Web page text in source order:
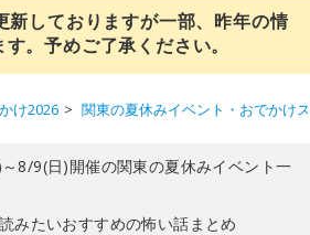
新しておりますが一部、昨年の情
。予めご了承ください。
け2026 関東の夏休みイベント・おでかけ
8/9(日)開催の関東の夏休みイベント一
みたいおすすめの怖い話まとめ